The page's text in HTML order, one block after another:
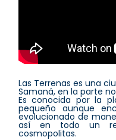
Las Terrenas es una
Samaná, en la parte
Es conocida por la
pequeño aunque
evolucionado de
así en todo un
cosmopolitas.